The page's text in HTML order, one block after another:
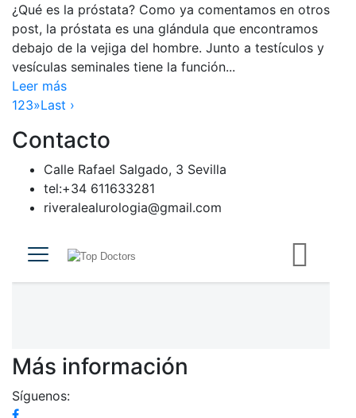
¿Qué es la próstata? Como ya comentamos en otros
post, la próstata es una glándula que encontramos
debajo de la vejiga del hombre. Junto a testículos y
vesículas seminales tiene la función...
Leer más
123»Last ›
Contacto
Calle Rafael Salgado, 3 Sevilla
tel:+34 611633281
riveralealurologia@gmail.com
Más información
Síguenos: